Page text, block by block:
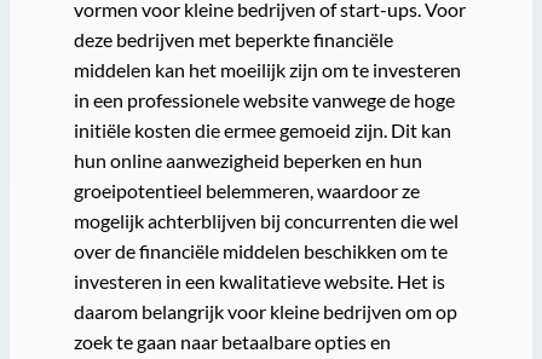
vormen voor kleine bedrijven of start-ups. Voor
deze bedrijven met beperkte financiële
middelen kan het moeilijk zijn om te investeren
in een professionele website vanwege de hoge
initiële kosten die ermee gemoeid zijn. Dit kan
hun online aanwezigheid beperken en hun
groeipotentieel belemmeren, waardoor ze
mogelijk achterblijven bij concurrenten die wel
over de financiële middelen beschikken om te
investeren in een kwalitatieve website. Het is
daarom belangrijk voor kleine bedrijven om op
zoek te gaan naar betaalbare opties en